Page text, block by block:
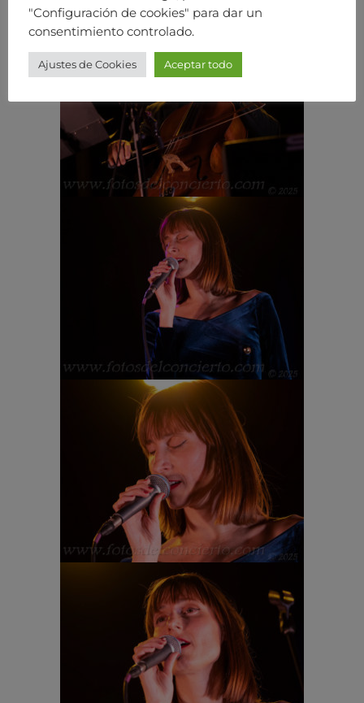
"Configuración de cookies" para dar un
consentimiento controlado.
Ajustes de Cookies Aceptar todo